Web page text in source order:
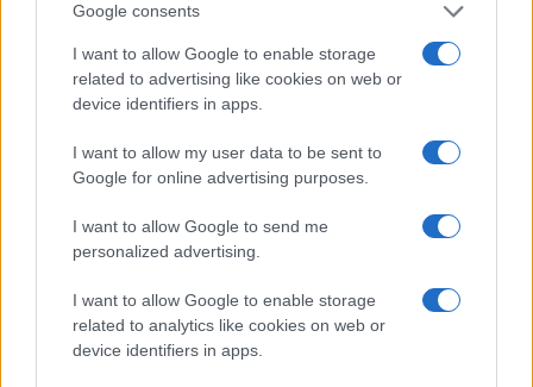
Google consents
I want to allow Google to enable storage
related to advertising like cookies on web or
device identifiers in apps.
I want to allow my user data to be sent to
Google for online advertising purposes.
I want to allow Google to send me
personalized advertising.
I want to allow Google to enable storage
related to analytics like cookies on web or
device identifiers in apps.
GAMING NEWS